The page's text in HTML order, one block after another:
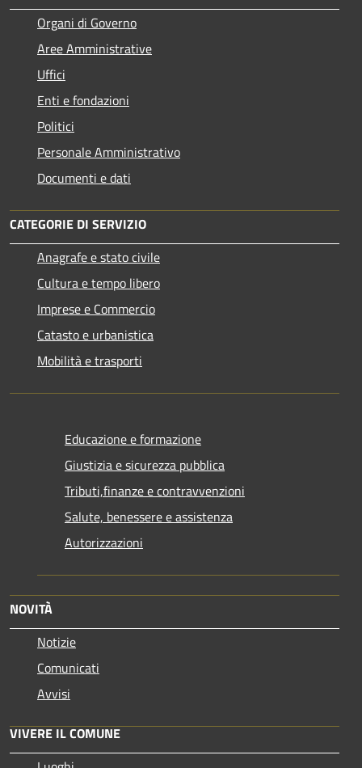
Organi di Governo
Aree Amministrative
Uffici
Enti e fondazioni
Politici
Personale Amministrativo
Documenti e dati
CATEGORIE DI SERVIZIO
Anagrafe e stato civile
Cultura e tempo libero
Imprese e Commercio
Catasto e urbanistica
Mobilità e trasporti
Educazione e formazione
Giustizia e sicurezza pubblica
Tributi,finanze e contravvenzioni
Salute, benessere e assistenza
Autorizzazioni
NOVITÀ
Notizie
Comunicati
Avvisi
VIVERE IL COMUNE